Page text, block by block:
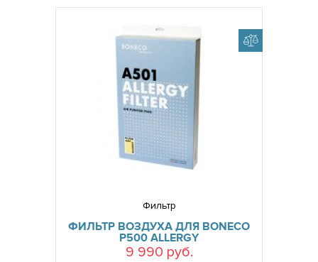
Фильтр
ФИЛЬТР ВОЗДУХА ДЛЯ BONECO
P500 ALLERGY
9 990 руб.